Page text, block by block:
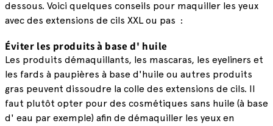
dessous. Voici quelques conseils pour maquiller les yeux
avec des extensions de cils XXL ou pas :
Éviter les produits à base d' huile
Les produits démaquillants, les mascaras, les eyeliners et
les fards à paupières à base d'huile ou autres produits
gras peuvent dissoudre la colle des extensions de cils. Il
faut plutôt opter pour des cosmétiques sans huile (à base
d' eau par exemple) afin de démaquiller les yeux en